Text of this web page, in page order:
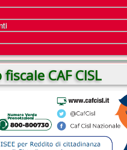
SITO
CAF CISL